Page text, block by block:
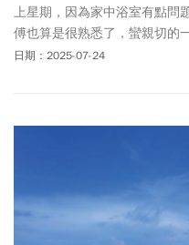
上星期，因為家中浴室有點問
傅也算是很熟悉了，蠻親切的
材偏瘦一些，白髮也很多了，
日期：2025-07-24